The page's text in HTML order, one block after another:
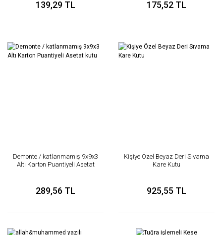
139,29 TL 175,52 TL
Demonte / katlanmamış 9x9x3
Altı Karton Puantiyeli Asetat
289,56 TL
Kişiye Özel Beyaz Deri Sıvama
Kare Kutu
925,55 TL